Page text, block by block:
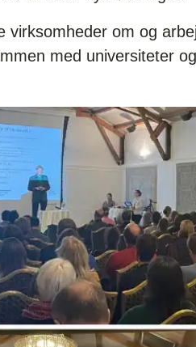
om og
med universiteter